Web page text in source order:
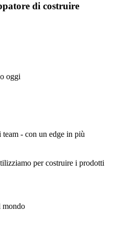
di costruire
oggi
- con un edge in più
per costruire i prodotti
mondo